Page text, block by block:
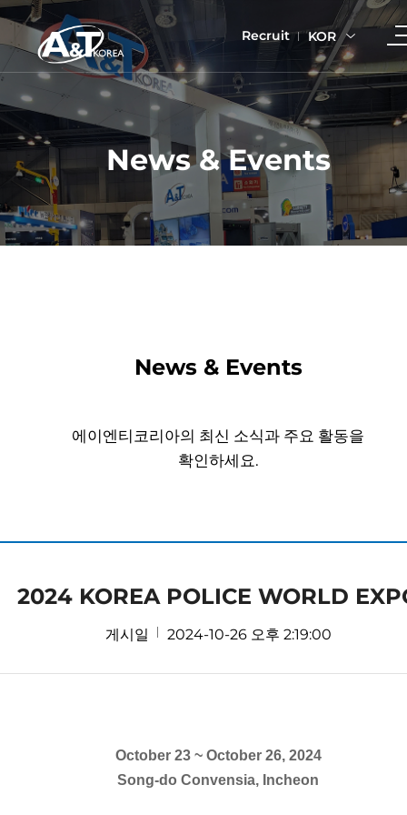
Recruit KOR
News & Events
News & Events
에이엔티코리아의 최신 소식과 주요 활동을
확인하세요.
2024 KOREA POLICE WORLD
게시일 2024-10-26 오후 2:19:00
October 23 ~ October 26, 2024
Song-do Convensia, Incheon